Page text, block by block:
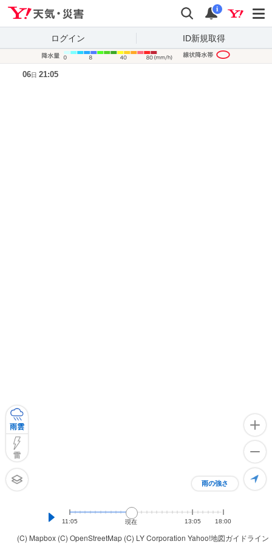
検索 通知
i
ログイン ID新規取得
(C) Mapbox (C) OpenStreetMap (C) LY Corporation Yahoo!地図ガイドライン
雨の強さ
雨雲
雷
11:05 現在 13:05 18:00
06日 21:05